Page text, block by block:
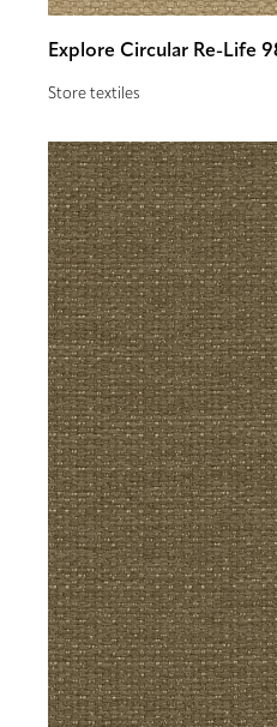
Explore Circular Re-Life
Store textiles